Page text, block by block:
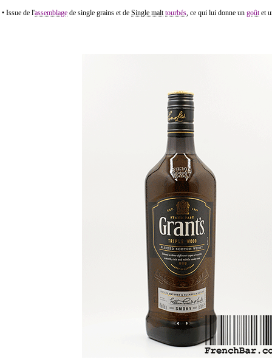
• Issue de l'assemblage de single grains et de Single malt tourbés, ce qui lui donne un goûtet